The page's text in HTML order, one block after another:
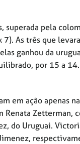
pela
As três que
ganhou da
por 15 a
em ação apenas
Zetterman,
do Uruguai.